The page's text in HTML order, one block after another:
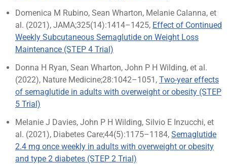
Domenica M Rubino, Sean Wharton, Melanie Calanna, et
al. (2021), JAMA;325(14):1414–1425, Effect of Continued
Weekly Subcutaneous Semaglutide on Weight Loss
Maintenance (STEP 4 Trial)
Donna H Ryan, Sean Wharton, John P H Wilding, et al.
(2022), Nature Medicine;28:1042–1051, Two-year effects
of semaglutide in adults with overweight or obesity (STEP
5 Trial)
Melanie J Davies, John P H Wilding, Silvio E Inzucchi, et
al. (2021), Diabetes Care;44(5):1175–1184, Semaglutide
2.4 mg once weekly in adults with overweight or obesity
and type 2 diabetes (STEP 2 Trial)